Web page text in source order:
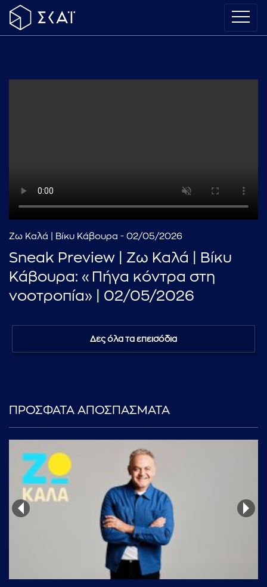
Ζω Καλά | Βίκυ Κάβουρα - 02/05/2026
Sneak Preview | Ζω Καλά | Βίκυ
Κάβουρα: «Πήγα κόντρα στη
νοοτροπία» | 02/05/2026
Δες όλα τα επεισόδια
ΠΡΟΣΦΑΤΑ ΑΠΟΣΠΑΣΜΑΤΑ